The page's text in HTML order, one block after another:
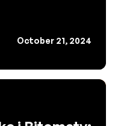
October 21, 2024